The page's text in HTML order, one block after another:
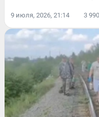
9 июля, 2026, 21:14 3 990